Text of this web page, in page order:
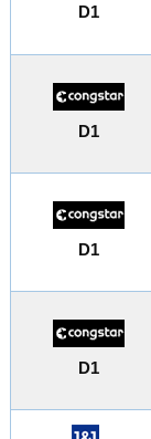
D1
D1
D1
D1